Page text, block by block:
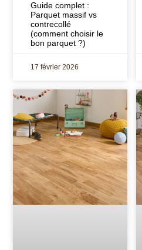
Guide complet :
Parquet massif vs
contrecollé
(comment choisir le
bon parquet ?)
17 février 2026